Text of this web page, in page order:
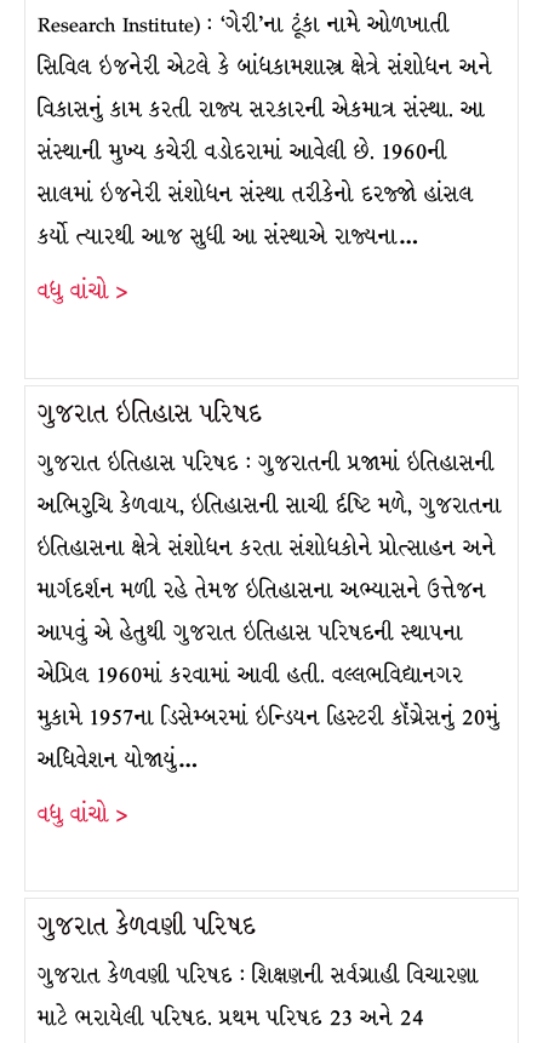
Research Institute) : ‘ગેરી’ના ટૂંકા નામે ઓળખાતી
સિવિલ ઇજનેરી એટલે કે બાંધકામશાસ્ત્ર ક્ષેત્રે સંશોધન અને
વિકાસનું કામ કરતી રાજ્ય સરકારની એકમાત્ર સંસ્થા. આ
સંસ્થાની મુખ્ય કચેરી વડોદરામાં આવેલી છે. 1960ની
સાલમાં ઇજનેરી સંશોધન સંસ્થા તરીકેનો દરજ્જો હાંસલ
કર્યો ત્યારથી આજ સુધી આ સંસ્થાએ રાજ્યના…
વધુ વાંચો >
ગુજરાત ઇતિહાસ પરિષદ
ગુજરાત ઇતિહાસ પરિષદ : ગુજરાતની પ્રજામાં ઇતિહાસની
અભિરુચિ કેળવાય, ઇતિહાસની સાચી ર્દષ્ટિ મળે, ગુજરાતના
ઇતિહાસના ક્ષેત્રે સંશોધન કરતા સંશોધકોને પ્રોત્સાહન અને
માર્ગદર્શન મળી રહે તેમજ ઇતિહાસના અભ્યાસને ઉત્તેજન
આપવું એ હેતુથી ગુજરાત ઇતિહાસ પરિષદની સ્થાપના
એપ્રિલ 1960માં કરવામાં આવી હતી. વલ્લભવિદ્યાનગર
મુકામે 1957ના ડિસેમ્બરમાં ઇન્ડિયન હિસ્ટરી કૉંગ્રેસનું 20મું
અધિવેશન યોજાયું…
વધુ વાંચો >
ગુજરાત કેળવણી પરિષદ
ગુજરાત કેળવણી પરિષદ : શિક્ષણની સર્વગ્રાહી વિચારણા
માટે ભરાયેલી પરિષદ. પ્રથમ પરિષદ 23 અને 24